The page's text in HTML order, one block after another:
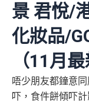
景 君悅/
化妝品/
（11月最
唔少朋友都鐘意
吓，食件餅傾吓